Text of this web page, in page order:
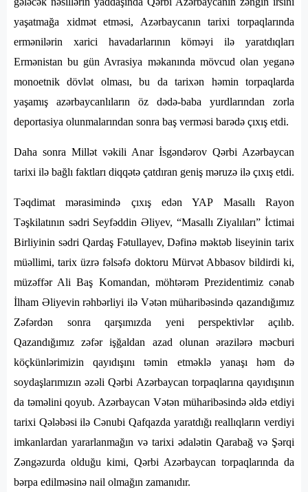
yaşatmağa xidmət etməsi, Azərbaycanın tarixi torpaqlarında
ermənilərin xarici havadarlarının köməyi ilə yaratdıqları
Ermənistan bu gün Avrasiya məkanında mövcud olan yeganə
monoetnik dövlət olması, bu da tarixən həmin torpaqlarda
yaşamış azərbaycanlıların öz dədə-baba yurdlarından zorla
deportasiya olunmalarından sonra baş verməsi barədə çıxış etdi.
Daha sonra Millət vəkili Anar İsgəndərov Qərbi Azərbaycan
tarixi ilə bağlı faktları diqqətə çatdıran geniş məruzə ilə çıxış etdi.
Təqdimat mərasimində çıxış edən YAP Masallı Rayon
Təşkilatının sədri Seyfəddin Əliyev, “Masallı Ziyalıları” İctimai
Birliyinin sədri Qardaş Fətullayev, Dəfinə məktəb liseyinin tarix
müəllimi, tarix üzrə fəlsəfə doktoru Mürvət Abbasov bildirdi ki,
müzəffər Ali Baş Komandan, möhtərəm Prezidentimiz cənab
İlham Əliyevin rəhbərliyi ilə Vətən müharibəsində qazandığımız
Zəfərdən sonra qarşımızda yeni perspektivlər açılıb.
Qazandığımız zəfər işğaldan azad olunan ərazilərə məcburi
köçkünlərimizin qayıdışını təmin etməklə yanaşı həm də
soydaşlarımızın əzəli Qərbi Azərbaycan torpaqlarına qayıdışının
da təməlini qoyub. Azərbaycan Vətən müharibəsində əldə etdiyi
tarixi Qələbəsi ilə Cənubi Qafqazda yaratdığı reallıqların verdiyi
imkanlardan yararlanmağın və tarixi ədalətin Qarabağ və Şərqi
Zəngəzurda olduğu kimi, Qərbi Azərbaycan torpaqlarında da
bərpa edilməsinə nail olmağın zamanıdır.